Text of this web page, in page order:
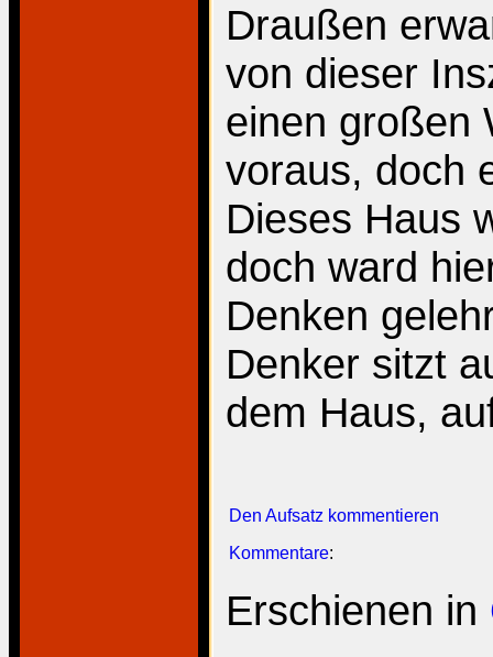
Draußen
von dieser
einen großen
voraus, doch
Dieses Haus
doch ward
Denken
Denker sitzt
dem Haus,
Den Aufsatz kommentieren
Kommentare:
Erschienen in